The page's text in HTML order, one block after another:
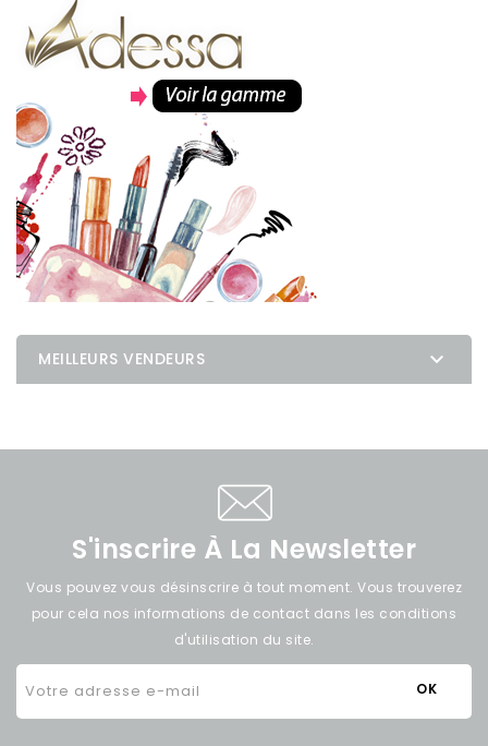
MEILLEURS VENDEURS 
S'inscrire À La Newsletter
Vous pouvez vous désinscrire à tout moment. Vous trouverez
pour cela nos informations de contact dans les conditions
d'utilisation du site.